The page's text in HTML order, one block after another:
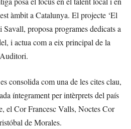
àmbit a Catalunya. El projecte ‘El
proposa programes dedicats a
i actua com a eix principal de la
consolida com una de les cites clau,
íntegrament per intèrprets del país
el Cor Francesc Valls, Noctes Cor
de Morales.